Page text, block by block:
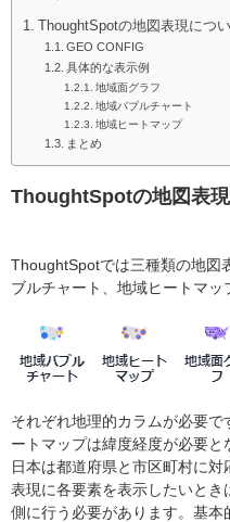
ThoughtSpotの地図表現につ
GEO CONFIG
具体的な表示例
地域面グラフ
地域バブルチャート
地域ヒートマップ
まとめ
ThoughtSpotの地図表
ThoughtSpotでは三種類の地図
ブルチャート、地域ヒートマッ
それぞれ地理的カラムが必要で
ートマップは緯度経度が必要
日本は都道府県と市区町村に
表現に各要素を表示したいと
側に行う必要があります。基